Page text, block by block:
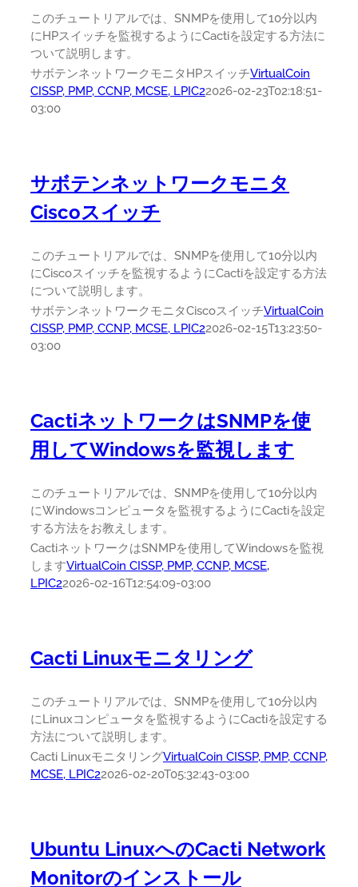
このチュートリアルでは、SNMPを使用して10分以内
にHPスイッチを監視するようにCactiを設定する方法に
ついて説明します。
サボテンネットワークモニタHPスイッチVirtualCoin
CISSP, PMP, CCNP, MCSE, LPIC22026-02-23T02:18:51-
03:00
サボテンネットワークモニタ
Ciscoスイッチ
このチュートリアルでは、SNMPを使用して10分以内
にCiscoスイッチを監視するようにCactiを設定する方法
について説明します。
サボテンネットワークモニタCiscoスイッチVirtualCoin
CISSP, PMP, CCNP, MCSE, LPIC22026-02-15T13:23:50-
03:00
CactiネットワークはSNMPを使
用してWindowsを監視します
このチュートリアルでは、SNMPを使用して10分以内
にWindowsコンピュータを監視するようにCactiを設定
する方法をお教えします。
CactiネットワークはSNMPを使用してWindowsを監視
しますVirtualCoin CISSP, PMP, CCNP, MCSE,
LPIC22026-02-16T12:54:09-03:00
Cacti Linuxモニタリング
このチュートリアルでは、SNMPを使用して10分以内
にLinuxコンピュータを監視するようにCactiを設定する
方法について説明します。
Cacti LinuxモニタリングVirtualCoin CISSP, PMP, CCNP,
MCSE, LPIC22026-02-20T05:32:43-03:00
Ubuntu LinuxへのCacti Network
Monitorのインストール